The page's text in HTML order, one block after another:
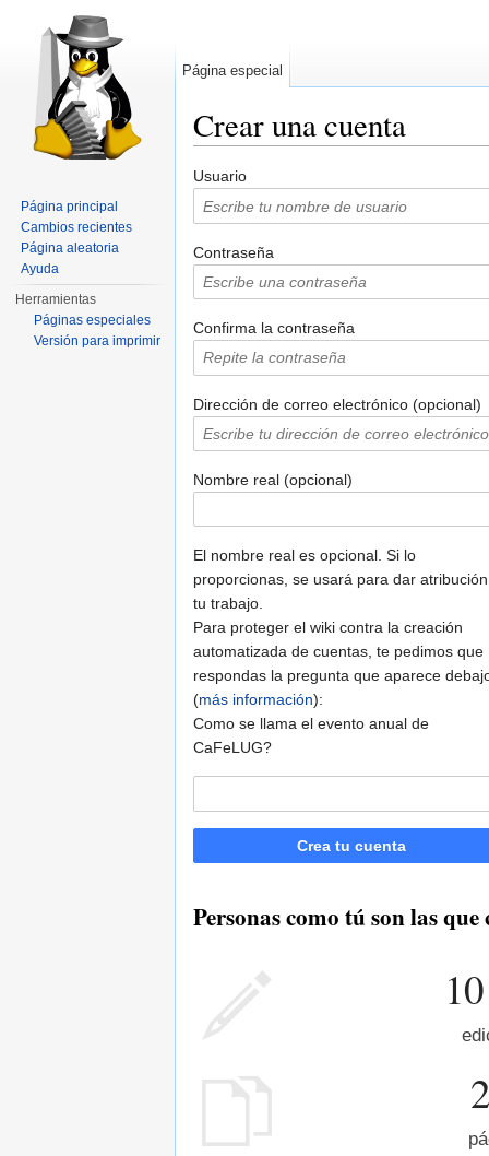
Crear una cuenta
Usuario
Contraseña
Confirma la contraseña
Dirección de correo electrónico (opcional)
Nombre real (opcional)
El nombre real es opcional. Si lo
proporcionas, se usará para dar
tu trabajo.
Para proteger el wiki contra la creación
automatizada de cuentas, te pedimos que
respondas la pregunta que aparece
(más información):
Como se llama el evento anual de
CaFeLUG?
Crea tu cuenta
Personas como tú son las
Página especial
Página principal
Cambios recientes
Página aleatoria
Ayuda
Herramientas
Páginas especiales
Versión para imprimir